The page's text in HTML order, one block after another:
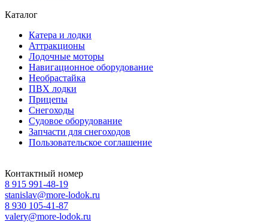
Каталог
Катера и лодки
Аттракционы
Лодочные моторы
Навигационное оборудование
Необрастайка
ПВХ лодки
Прицепы
Снегоходы
Судовое оборудование
Запчасти для снегоходов
Пользовательское соглашение
Контактный номер
8 915 991-48-19
stanislav@more-lodok.ru
8 930 105-41-87
valery@more-lodok.ru